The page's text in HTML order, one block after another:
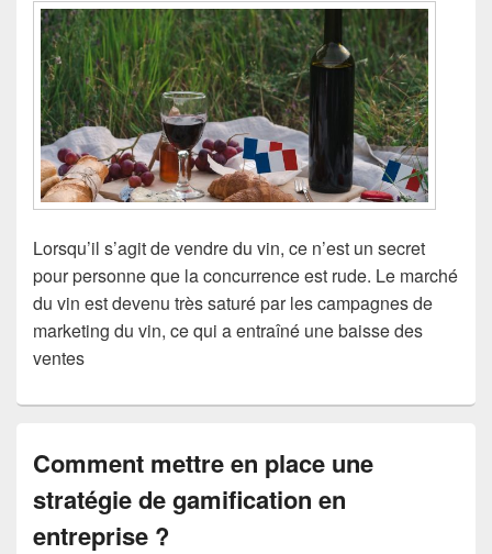
Lorsqu’il s’agit de vendre du vin, ce n’est un secret
pour personne que la concurrence est rude. Le marché
du vin est devenu très saturé par les campagnes de
marketing du vin, ce qui a entraîné une baisse des
ventes
Comment mettre en place une
stratégie de gamification en
entreprise ?